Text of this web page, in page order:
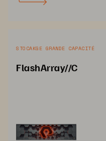
STOCAKGE GRANDE CAPACITÉ
FlashArray//C